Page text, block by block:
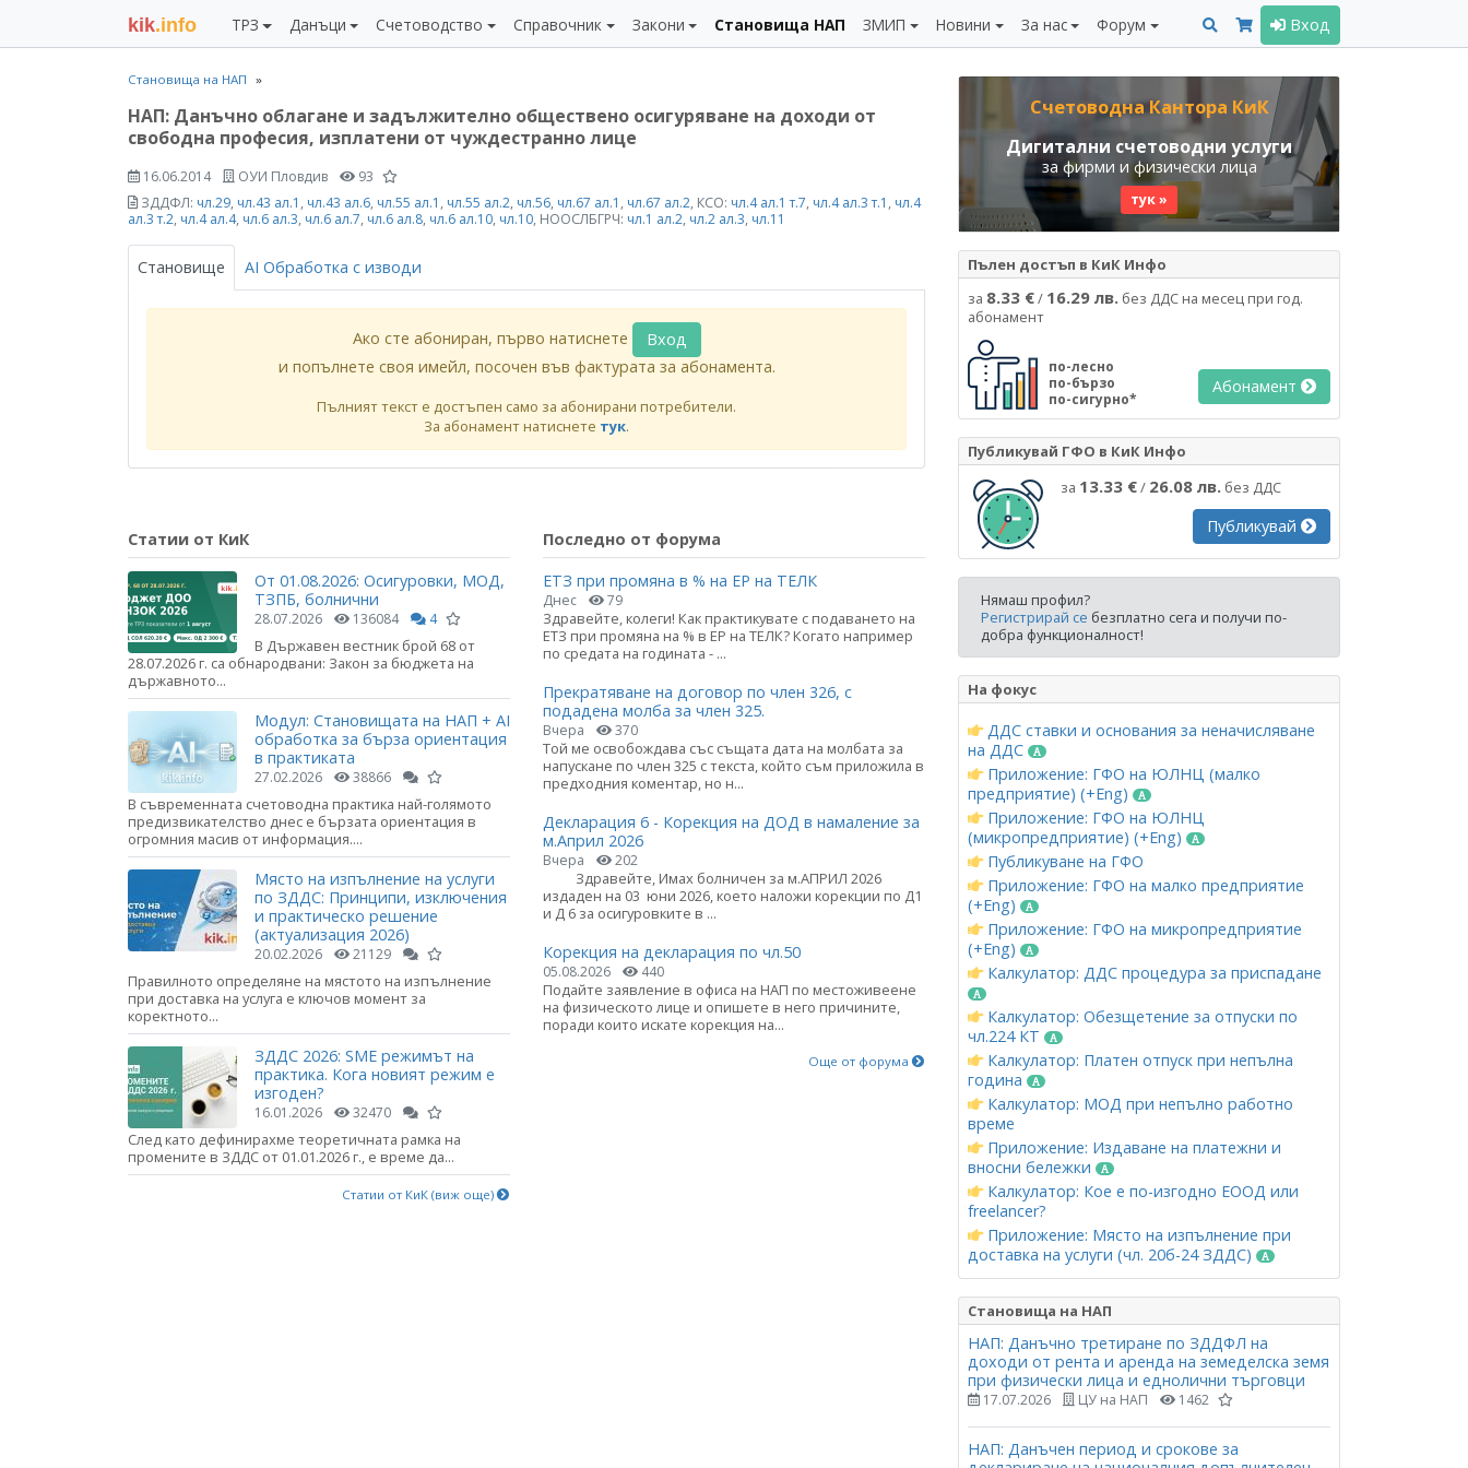
kik.info ТРЗ Данъци Счетоводство Справочник Закони Становища НАП ЗМИП Новини За нас Форум Вход
Становища на НАП
НАП: Данъчно облагане и задължително обществено осигуряване на доходи от
свободна професия, изплатени от чуждестранно лице
16.06.2014 ОУИ Пловдив
93
ЗДДФЛ: чл.29, чл.43 ал.1 , чл.43 ал.6, чл.55 ал.1 , чл.55 ал.2, чл.56, чл.67 ал.1 , чл.67 ал.2, КСО: чл.4 ал.1 т.7, чл.4 ал.3 т.1 , чл.4
ал.3 т.2, чл.4 ал.4, чл.6 ал.3, чл.6 ал.7, чл.6 ал.8, чл.6 ал.10, чл.10, НООСЛБГРЧ: чл.1 ал.2, чл.2 ал.3, чл.11
Становище AI Обработка с изводи
Ако сте абониран, първо натиснете
Вход
и попълнете своя имейл, посочен във фактурата за абонамента.
Пълният текст е достъпен само за абонирани потребители.
За абонамент натиснете тук.
Статии от КиК
От 01.08.2026: Осигуровки, МОД,
ТЗПБ, болнични
28.07.2026 136084 4
В Държавен вестник брой 68 от
28.07.2026 г. са обнародвани: Закон за бюджета на
държавното...
Модул: Становищата на НАП + AI
обработка за бърза ориентация
в практиката
27.02.2026 38866
В съвременната счетоводна практика най-голямото
предизвикателство днес е бързата ориентация в
огромния масив от информация....
Място на изпълнение на услуги
по ЗДДС: Принципи, изключения
и практическо решение
(актуализация 2026)
20.02.2026 21129
Правилното определяне на мястото на изпълнение
при доставка на услуга е ключов момент за
коректното...
ЗДДС 2026: SME режимът на
практика. Кога новият режим е
изгоден?
16.01.2026 32470
След като дефинирахме теоретичната рамка на
промените в ЗДДС от 01.01.2026 г., е време да...
Статии от КиК (виж още)
Последно от форума
ЕТЗ при промяна в % на ЕР на ТЕЛК
Днес 79
Здравейте, колеги! Как практикувате с подаването на
ЕТЗ при промяна на % в ЕР на ТЕЛК? Когато например
по средата на годината - ...
Прекратяване на договор по член 326, с
подадена молба за член 325.
Вчера 370
Той ме освобождава със същата дата на молбата за
напускане по член 325 с текста, който съм приложила в
предходния коментар, но н...
Декларация 6 - Корекция на ДОД в намаление за
м.Април 2026
Вчера 202
Здравейте, Имах болничен за м.АПРИЛ 2026
издаден на 03 юни 2026, което наложи корекции по Д1
и Д 6 за осигуровките в ...
Корекция на декларация по чл.50
05.08.2026 440
Подайте заявление в офиса на НАП по местоживеене
на физическото лице и опишете в него причините,
поради които искате корекция на...
Още от форума
Счетоводна Кантора КиК
Дигитални счетоводни услуги
за фирми и физически лица
тук »
Пълен достъп в КиК Инфо
за 8.33 €/ 16.29 лв. без ДДС на месец при год.
абонамент
по-лесно
по-бързо
по-сигурно*
Абонамент
Публикувай ГФО в КиК Инфо
за 13.33 €/ 26.08 лв. без ДДС
Публикувай
Нямаш профил?
Регистрирай се безплатно сега и получи по-
добра функционалност!
На фокус
ДДС ставки и основания за неначисляване
на ДДС
Приложение: ГФО на ЮЛНЦ (малко
предприятие) (+Eng)
Приложение: ГФО на ЮЛНЦ
(микропредприятие) (+Eng)
Публикуване на ГФО
Приложение: ГФО на малко предприятие
(+Eng)
Приложение: ГФО на микропредприятие
(+Eng)
Калкулатор: ДДС процедура за приспадане
Калкулатор: Обезщетение за отпуски по
чл.224 КТ
Калкулатор: Платен отпуск при непълна
година
Калкулатор: МОД при непълно работно
време
Приложение: Издаване на платежни и
вносни бележки
Калкулатор: Кое е по-изгодно ЕООД или
freelancer?
Приложение: Място на изпълнение при
доставка на услуги (чл. 20б-24 ЗДДС)
Становища на НАП
НАП: Данъчно третиране по ЗДДФЛ на
доходи от рента и аренда на земеделска земя
при физически лица и еднолични търговци
17.07.2026 ЦУ на НАП 1462
НАП: Данъчен период и срокове за